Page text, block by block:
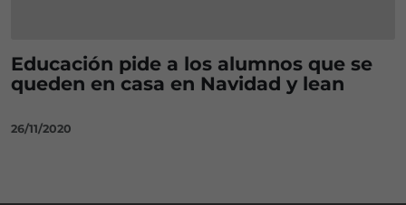
Educación pide a los alumnos que se
queden en casa en Navidad y lean
26/11/2020